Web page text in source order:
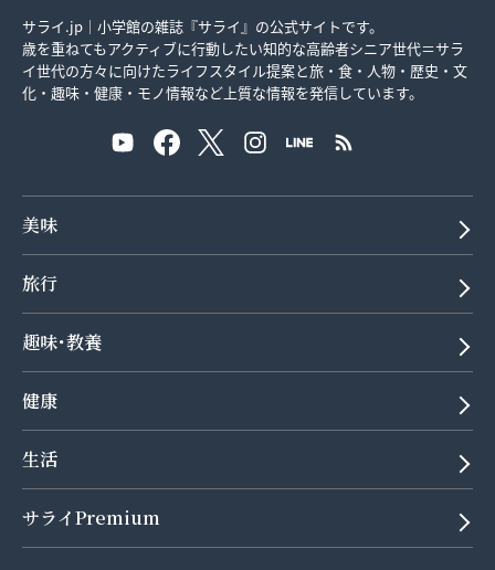
サライ.jp｜小学館の雑誌『サライ』の公式サイトです。
歳を重ねてもアクティブに行動したい知的な高齢者シニア世代＝サラ
イ世代の方々に向けたライフスタイル提案と旅・食・人物・歴史・文
化・趣味・健康・モノ情報など上質な情報を発信しています。
美味
旅行
趣味･教養
健康
生活
サライPremium